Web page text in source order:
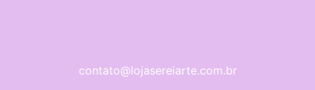
contato@lojasereiarte.com.br